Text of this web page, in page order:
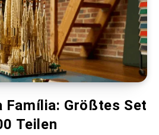
Família: Größtes Set
Teilen